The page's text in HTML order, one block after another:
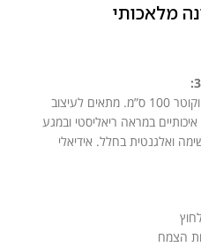
מלאכותי
עציץ דקל גזע חום , בגובה 190 ס”מ וקוטר 100 ס”מ. מתאים לעיצוב
במראה ריאליסטי ובמגע
ואלגנטית בחלל. אידיאלי
הצמח